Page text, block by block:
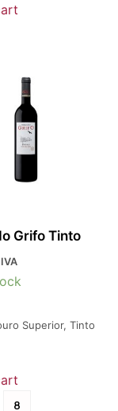
Grifo Tinto
Superior, Tinto
8